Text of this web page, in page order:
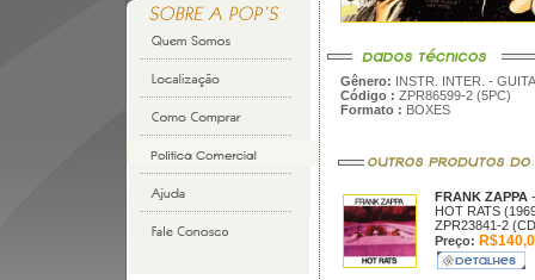
Gênero: INSTR. INTER. -
Código : ZPR86599-2 (5PC)
Formato : BOXES
FRANK ZAPPA -
HOT RATS
ZPR23841-2
Preço: